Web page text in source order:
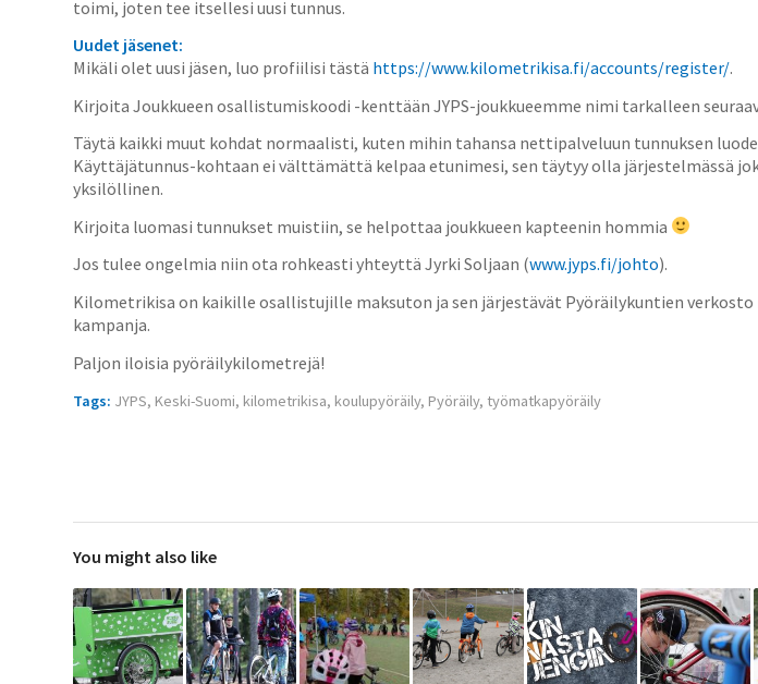
toimi, joten tee itsellesi uusi tunnus.
Uudet jäsenet:
Mikäli olet uusi jäsen, luo profiilisi tästä https://www.kilometrikisa.fi/accounts/register/.
Kirjoita Joukkueen osallistumiskoodi -kenttään JYPS-joukkueemme nimi tarkalleen
Täytä kaikki muut kohdat normaalisti, kuten mihin tahansa nettipalveluun tunnuksen
Käyttäjätunnus-kohtaan ei välttämättä kelpaa etunimesi, sen täytyy olla järjestelmässä
yksilöllinen.
Kirjoita luomasi tunnukset muistiin, se helpottaa joukkueen kapteenin hommia
Jos tulee ongelmia niin ota rohkeasti yhteyttä Jyrki Soljaan (www.jyps.fi/johto).
Kilometrikisa on kaikille osallistujille maksuton ja sen järjestävät Pyöräilykuntien verkosto
kampanja.
Paljon iloisia pyöräilykilometrejä!
Tags: JYPS, Keski-Suomi, kilometrikisa, koulupyöräily, Pyöräily, työmatkapyöräily
You might also like